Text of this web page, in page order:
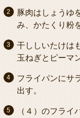
豚肉はしょうゆ
み、かたくり粉
干ししいたけは
玉ねぎとピーマ
フライパンにサ
出す。
（４）のフライ